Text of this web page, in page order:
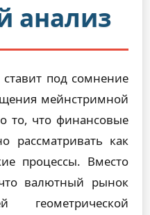
анализ
ставит под сомнение
мейнстримной
то, что финансовые
рассматривать как
процессы. Вместо
что валютный рынок
геометрической